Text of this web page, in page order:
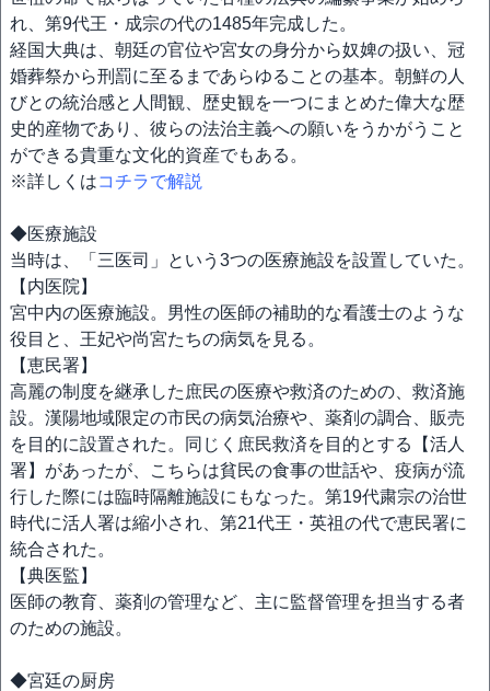
れ、第9代王・成宗の代の1485年完成した。
経国大典は、朝廷の官位や宮女の身分から奴婢の扱い、冠
婚葬祭から刑罰に至るまであらゆることの基本。朝鮮の人
びとの統治感と人間観、歴史観を一つにまとめた偉大な歴
史的産物であり、彼らの法治主義への願いをうかがうこと
ができる貴重な文化的資産でもある。
※詳しくはコチラで解説
◆医療施設
当時は、「三医司」という3つの医療施設を設置していた。
【内医院】
宮中内の医療施設。男性の医師の補助的な看護士のような
役目と、王妃や尚宮たちの病気を見る。
【恵民署】
高麗の制度を継承した庶民の医療や救済のための、救済施
設。漢陽地域限定の市民の病気治療や、薬剤の調合、販売
を目的に設置された。同じく庶民救済を目的とする【活人
署】があったが、こちらは貧民の食事の世話や、疫病が流
行した際には臨時隔離施設にもなった。第19代粛宗の治世
時代に活人署は縮小され、第21代王・英祖の代で恵民署に
統合された。
【典医監】
医師の教育、薬剤の管理など、主に監督管理を担当する者
のための施設。
◆宮廷の厨房